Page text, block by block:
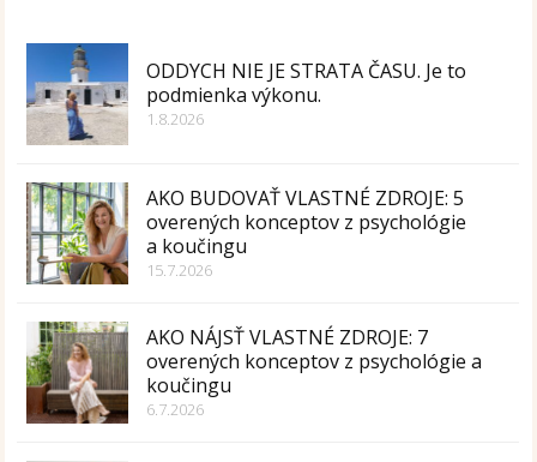
ODDYCH NIE JE STRATA ČASU. Je to
podmienka výkonu.
1.8.2026
AKO BUDOVAŤ VLASTNÉ ZDROJE: 5
overených konceptov z psychológie
a koučingu
15.7.2026
AKO NÁJSŤ VLASTNÉ ZDROJE: 7
overených konceptov z psychológie a
koučingu
6.7.2026